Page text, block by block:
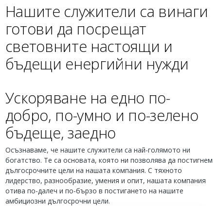
Нашите служители са винаги
готови да посрещат
световните настоящи и
бъдещи енергийни нужди
Ускоряване на едно по-
добро, по-умно и по-зелено
бъдеще, заеднo
Осъзнаваме, че нашите служители са най-голямото ни
богатство. Те са основата, която ни позволява да постигнем
дългосрочните цели на нашата компания. С тяхното
лидерство, разнообразие, умения и опит, нашата компания
отива по-далеч и по-бързо в постигането на нашите
амбициозни дългосрочни цели.